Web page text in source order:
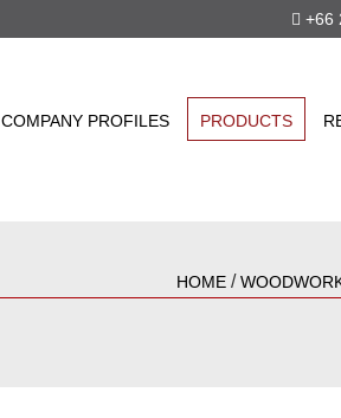
+66
COMPANY PROFILES PRODUCTS
HOME/